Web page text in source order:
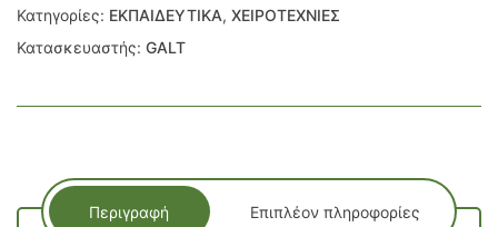
Κατηγορίες: ΕΚΠΑΙΔΕΥΤΙΚΑ, ΧΕΙΡΟΤΕΧΝΙΕΣ
Κατασκευαστής: GALT
Περιγραφή Επιπλέον πληροφορίες